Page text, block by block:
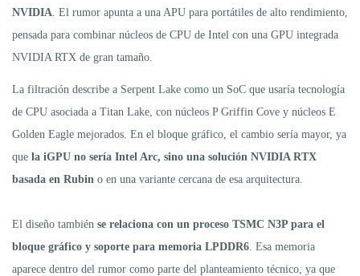
NVIDIA . El rumor apunta a una APU para portátiles de alto rendimiento,
pensada para combinar núcleos de CPU de Intel con una GPU integrada
NVIDIA RTX de gran tamaño.
La filtración describe a Serpent Lake como un SoC que usaría tecnología
de CPU asociada a Titan Lake, con núcleos P Griffin Cove y núcleos E
Golden Eagle mejorados. En el bloque gráfico, el cambio sería mayor, ya
que la iGPU no sería Intel Arc, sino una solución NVIDIA RTX
basada en Rubin o en una variante cercana de esa arquitectura.
El diseño también se relaciona con un proceso TSMC N3P para el
bloque gráfico y soporte para memoria LPDDR6 . Esa memoria
aparece dentro del rumor como parte del planteamiento técnico, ya que